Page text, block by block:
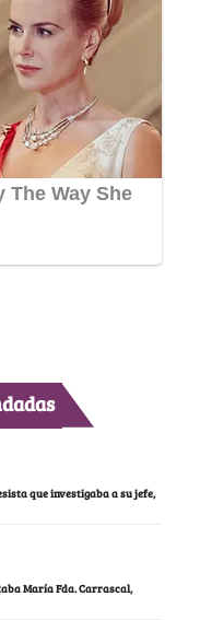
que investigaba a su jefe,
María Fda. Carrascal,